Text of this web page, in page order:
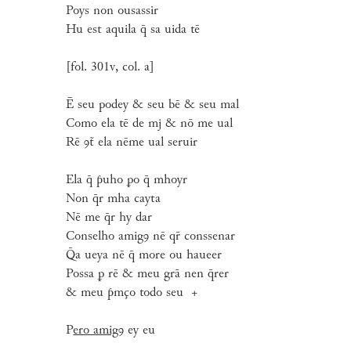
Poys non ousassir
Hu est aquila q̄ sa uida tē
[fol. 301v, col. a]
Ē seu podey & seu bē & seu mal
Como ela tē de mj & nō me ual
Rē ꝯt̃ ela nēme ual seruir
Ela q̄ ƥuho ꝑo q̄ mhoyr
Non q̄r mha cayta
Nē me q̄r hy dar
Conselho amigꝯ nē qr̄ conssenar
Q̄a ueya nē q̄ more ou haueer
Possa ꝑ rē & meu grā nen q̄rer
& meu ƥmço todo seu +
Pero amigꝯ ey eu